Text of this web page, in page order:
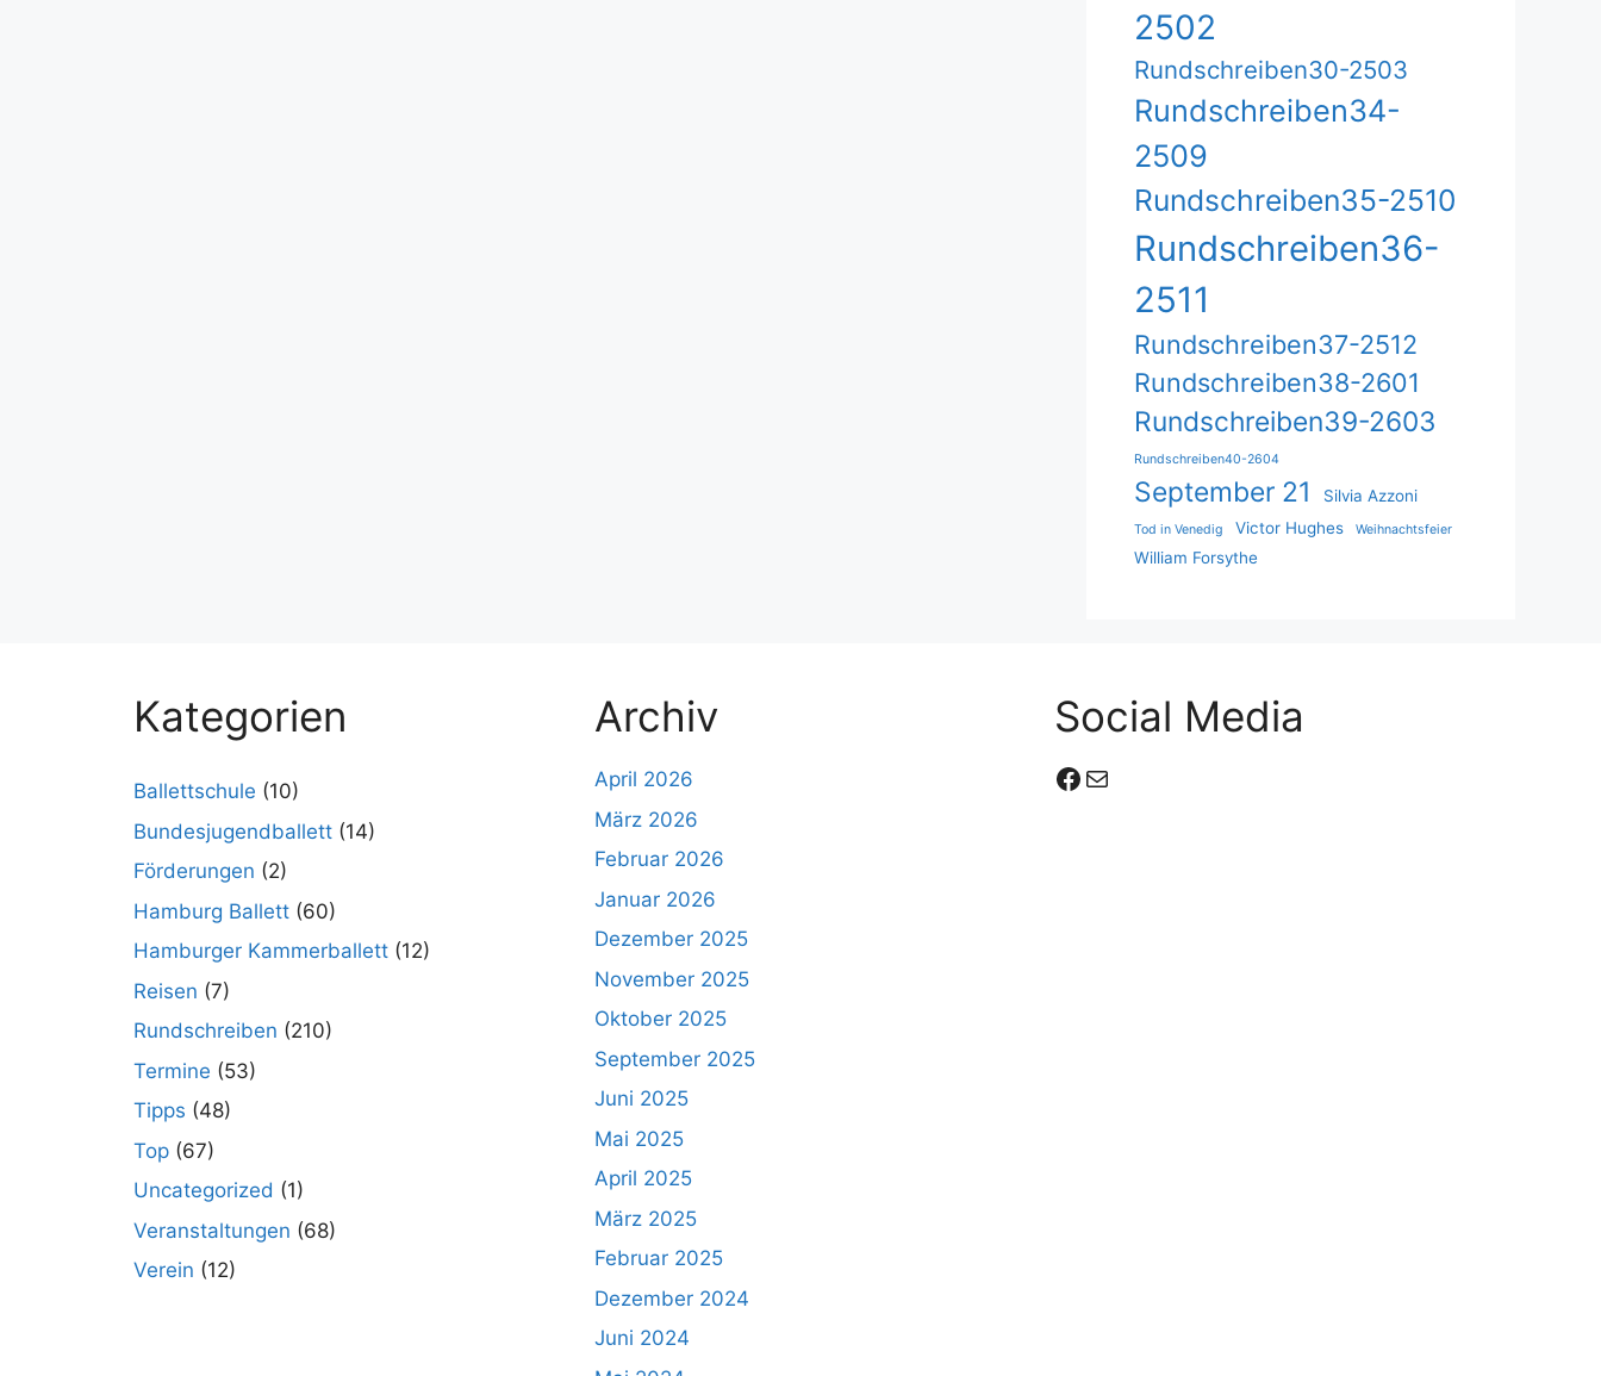
2502
Rundschreiben30-2503
Rundschreiben34-
2509
Rundschreiben35-2510
Rundschreiben36-
2511
Rundschreiben37-2512
Rundschreiben38-2601
Rundschreiben39-2603
Rundschreiben40-2604
September 21 Silvia Azzoni
Tod in Venedig Victor Hughes Weihnachtsfeier
William Forsythe
Kategorien
Ballettschule (10)
Bundesjugendballett (14)
Förderungen (2)
Hamburg Ballett (60)
Hamburger Kammerballett (12)
Reisen (7)
Rundschreiben (210)
Termine (53)
Tipps (48)
Top (67)
Uncategorized (1)
Veranstaltungen (68)
Verein (12)
Archiv
April 2026
März 2026
Februar 2026
Januar 2026
Dezember 2025
November 2025
Oktober 2025
September 2025
Juni 2025
Mai 2025
April 2025
März 2025
Februar 2025
Dezember 2024
Juni 2024
Social Media
Facebook
E-Mail